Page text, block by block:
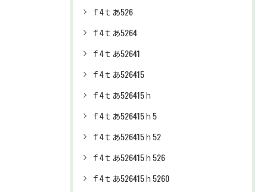
ｆ4ｔあ526
ｆ4ｔあ5264
ｆ4ｔあ52641
ｆ4ｔあ526415
ｆ4ｔあ526415ｈ
ｆ4ｔあ526415ｈ5
ｆ4ｔあ526415ｈ52
ｆ4ｔあ526415ｈ526
ｆ4ｔあ526415ｈ5260